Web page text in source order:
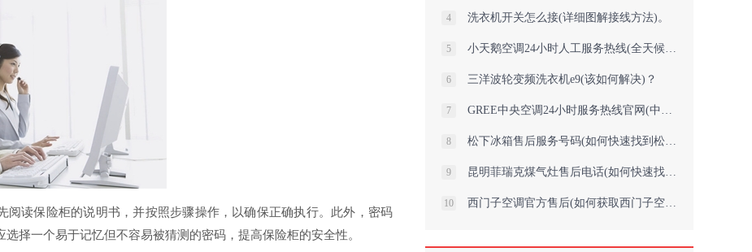
阅读保险柜的说明书，并按照步骤操作，以确保正确执行。此外，密码
择一个易于记忆但不容易被猜测的密码，提高保险柜的安全性。
4 洗衣机开关怎么接(详细图解接线方法)。
5 小天鹅空调24小时人工服务热线(全天候守护您的舒适：小天鹅空调24小时客服热
6 三洋波轮变频洗衣机e9(该如何解决)？
7 GREE中央空调24小时服务热线官网(中央格力空调设计如何确保高效节能)
8 松下冰箱售后服务号码(如何快速找到松下冰箱官方售后服务电话？)
9 昆明菲瑞克煤气灶售后电话(如何快速找到昆明菲瑞克煤气灶的售后服务热线？
10 西门子空调官方售后(如何获取西门子空调官方售后服务的全面指南)